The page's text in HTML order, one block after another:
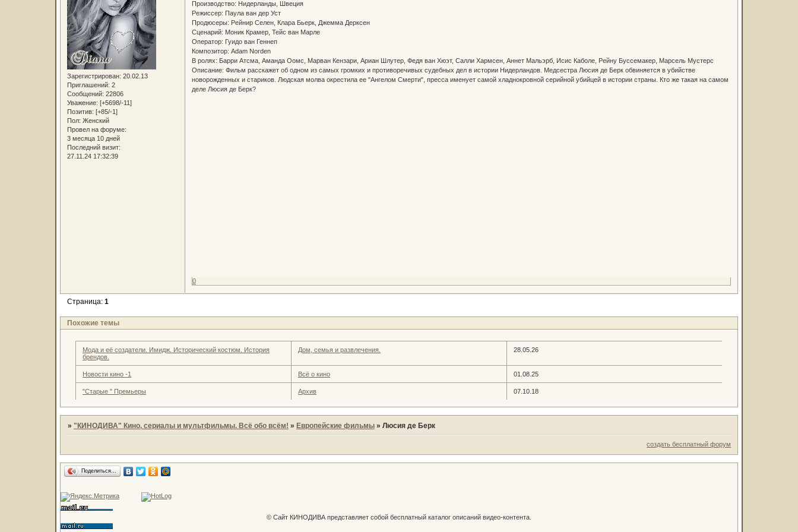
Зарегистрирован: 20.02.13
Приглашений: 2
Сообщений: 22806
Уважение: [+5698/-11]
Позитив: [+85/-1]
Пол: Женский
Провел на форуме:
3 месяца 10 дней
Последний визит:
27.11.24 17:32:39
Производство: Нидерланды, Швеция
Режиссер: Паула ван дер Уст
Продюсеры: Рейнир Селен, Клара Бьерк, Джемма Дерксен
Сценарий: Моник Крамер, Тейс ван Марле
Оператор: Гуидо ван Геннеп
Композитор: Adam Norden
В ролях: Барри Атсма, Аманда Оомс, Марван Кензари, Ариан Шлутер, Федя ван Хюэт, Салли Хармсен, Аннет Мальэрб, Исис Каболе, Рейну Буссемакер, Марсель Мустерс
Описание: Фильм расскажет об одном из самых громких и противоречивых судебных дел в истории Нидерландов. Медсестра Люсия де Берк обвиняется в убийстве
новорожденных и стариков. Людская молва окрестила ее "Ангелом Смерти", пресса именует самой хладнокровной серийной убийцей в истории страны. Кто же такая на самом
деле Люсия де Берк?
0
Страница: 1
Похожие темы
Мода и её создатели. Имидж. Исторический костюм. История
брендов.
Дом, семья и развлечения. 28.05.26
Новости кино -1 Всё о кино 01.08.25
"Старые " Премьеры Архив 07.10.18
» "КИНОДИВА" Кино, сериалы и мультфильмы. Всё обо всём! » Европейские фильмы » Люсия де Берк
создать бесплатный форум
Поделиться…
© Сайт КИНОДИВА представляет собой бесплатный каталог описаний видео-контента.